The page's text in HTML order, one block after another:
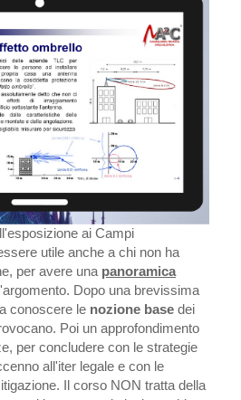
ai Campi
utile anche a chi non ha
per avere una panoramica
Dopo una brevissima
conoscere le nozione base dei
Poi un approfondimento
per concludere con le strategie
all'iter legale e con le
Il corso NON tratta della